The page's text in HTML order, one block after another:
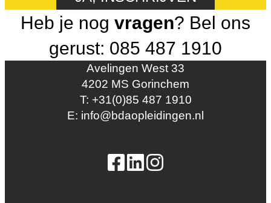
Heb je nog vragen? Bel ons
gerust: 085 487 1910
Avelingen West 33
4202 MS Gorinchem
T: +31(0)85 487 1910
E: info@bdaopleidingen.nl